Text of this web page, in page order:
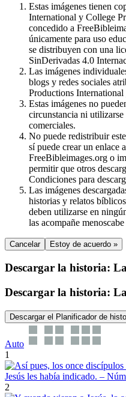
Estas imágenes tienen
International y College
concedido a
únicamente para uso
se distribuyen con una
SinDerivadas 4.0
Las imágenes
blogs y redes sociales
Productions
Estas imágenes no
circunstancia ni
comerciales.
No puede redistribuir
sí puede crear un enlace
FreeBibleimages.org o
permitir que otros
Condiciones para
Las imágenes
historias y relatos
deben utilizarse en
las acompañe
Cancelar Estoy de acuerdo »
Descargar la historia:
Descargar la historia:
Descargar el Planificador de
Auto
1
2